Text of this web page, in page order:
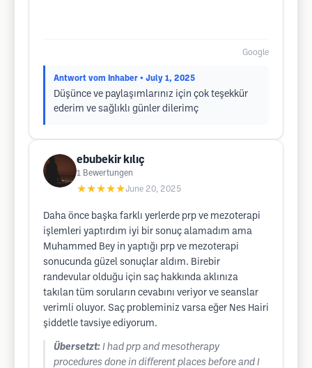
Google
Antwort vom Inhaber • July 1, 2025
Düşünce ve paylaşımlarınız için çok teşekkür
ederim ve sağlıklı günler dilerimç
ebubekir kılıç
1 Bewertungen
★★★★★June 20, 2025
Daha önce başka farklı yerlerde prp ve mezoterapi
işlemleri yaptırdım iyi bir sonuç alamadım ama
Muhammed Bey in yaptığı prp ve mezoterapi
sonucunda güzel sonuçlar aldım. Birebir
randevular olduğu için saç hakkında aklınıza
takılan tüm soruların cevabını veriyor ve seanslar
verimli oluyor. Saç probleminiz varsa eğer Nes Hairi
şiddetle tavsiye ediyorum.
Übersetzt: I had prp and mesotherapy
procedures done in different places before and I